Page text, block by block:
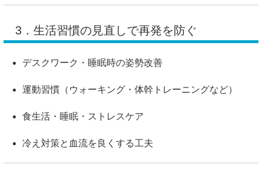
3．生活習慣の見直しで再発を防ぐ
デスクワーク・睡眠時の姿勢改善
運動習慣（ウォーキング・体幹トレーニングなど）
食生活・睡眠・ストレスケア
冷え対策と血流を良くする工夫